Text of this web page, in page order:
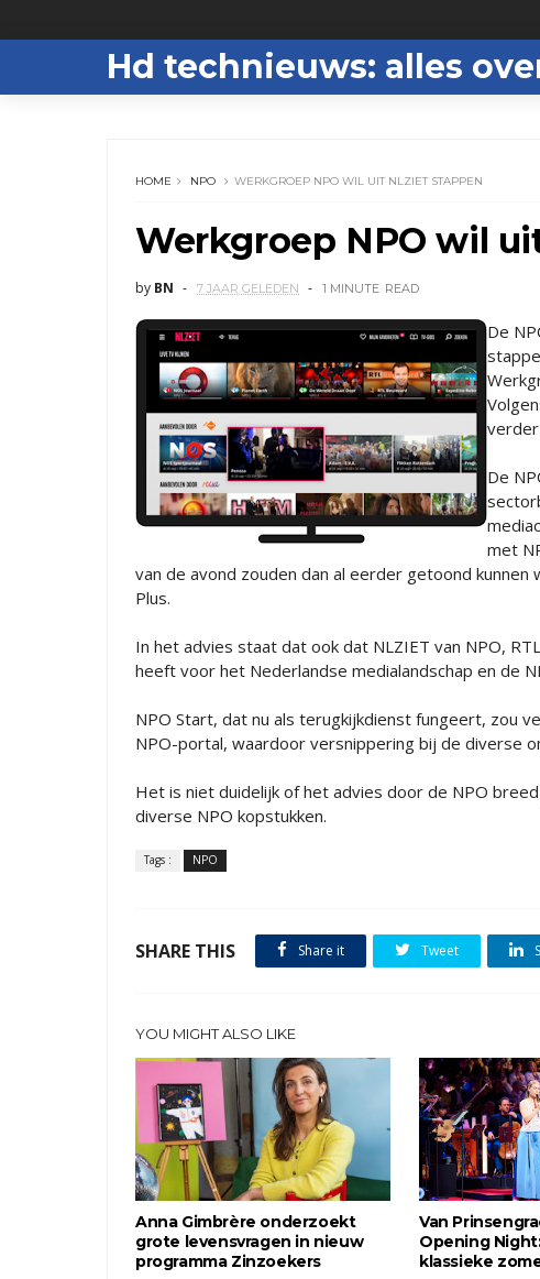
Hd technieuws: alles
HOME NPO WERKGROEP NPO WIL UIT NLZIET STAPPEN
Werkgroep NPO wil
by BN 7 JAAR GELEDEN 1 MINUTE READ
De
De
met
van de avond zouden dan al eerder getoond
Plus.
In het advies staat dat ook dat NLZIET van NPO,
heeft voor het Nederlandse medialandschap en de
NPO Start, dat nu als terugkijkdienst fungeert, zou
NPO-portal, waardoor versnippering bij de diverse
Het is niet duidelijk of het advies door de NPO
diverse NPO kopstukken.
Tags : NPO
SHARE THIS Share it Tweet
YOU MIGHT ALSO LIKE
Anna Gimbrère onderzoekt
grote levensvragen in nieuw
programma Zinzoekers
Van
Opening
klassieke